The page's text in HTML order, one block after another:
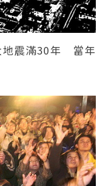
地震滿30年 當年